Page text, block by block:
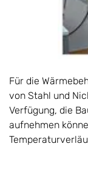
Für die
von Stahl und
Verfügung, die
aufnehmen